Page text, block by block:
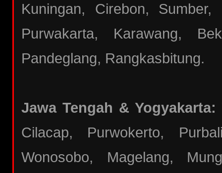
Kuningan, Cirebon,
Purwakarta, Karawang,
Pandeglang, Rangkasbitung.
Jawa Tengah & Yogyakarta:
Cilacap, Purwokerto,
Wonosobo, Magelang,